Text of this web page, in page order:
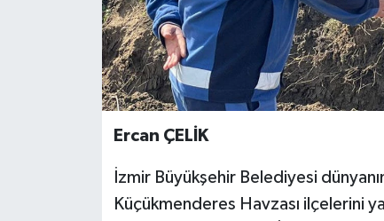
Ercan ÇELİK
İzmir Büyükşehir Belediyesi
Küçükmenderes Havzası ilçelerini